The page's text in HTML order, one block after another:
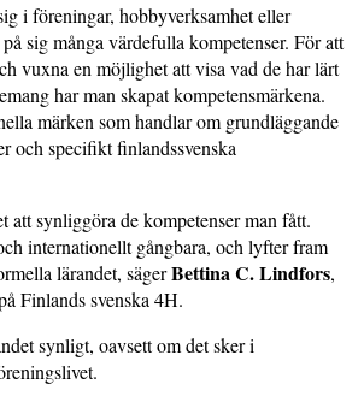
i föreningar, hobbyverksamhet eller
sig många värdefulla kompetenser. För att
vuxna en möjlighet att visa vad de har lärt
har man skapat kompetensmärkena.
märken som handlar om grundläggande
och specifikt finlandssvenska
att synliggöra de kompetenser man fått.
internationellt gångbara, och lyfter fram
lärandet, sägerBettina C. Lindfors,
Finlands svenska 4H.
synligt, oavsett om det sker i